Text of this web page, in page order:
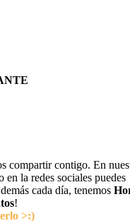
compartir contigo. En
en la redes sociales puedes
cada día, tenemos
!
>:)